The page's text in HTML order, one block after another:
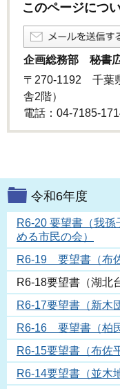
このページにつ
企画総務部 秘書
〒270-1192 千葉
舎2階）
電話：04-7185-
令和6年度
R6-20 要望書（我
める市民の会）
R6-19 要望書（布
R6-18要望書（湖北
R6-17要望書（新木
R6-16 要望書（柏
R6-15要望書（布佐
R6-14要望書（並木